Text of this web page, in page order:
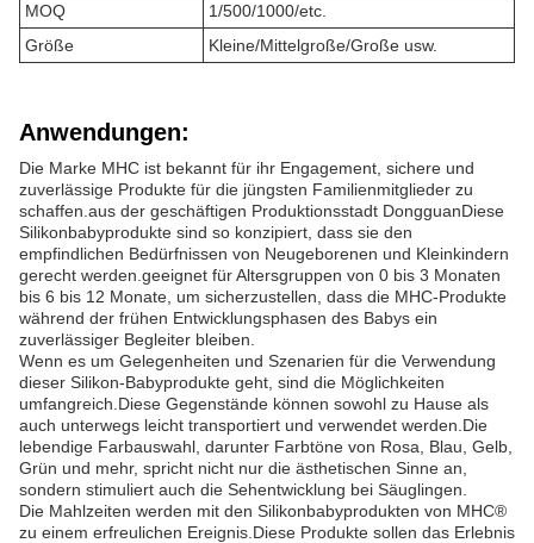
MOQ
1/500/1000/etc.
Größe
Kleine/Mittelgroße/Große usw.
Anwendungen:
Die Marke MHC ist bekannt für ihr Engagement, sichere und
zuverlässige Produkte für die jüngsten Familienmitglieder zu
schaffen.aus der geschäftigen Produktionsstadt DongguanDiese
Silikonbabyprodukte sind so konzipiert, dass sie den
empfindlichen Bedürfnissen von Neugeborenen und Kleinkindern
gerecht werden.geeignet für Altersgruppen von 0 bis 3 Monaten
bis 6 bis 12 Monate, um sicherzustellen, dass die MHC-Produkte
während der frühen Entwicklungsphasen des Babys ein
zuverlässiger Begleiter bleiben.
Wenn es um Gelegenheiten und Szenarien für die Verwendung
dieser Silikon-Babyprodukte geht, sind die Möglichkeiten
umfangreich.Diese Gegenstände können sowohl zu Hause als
auch unterwegs leicht transportiert und verwendet werden.Die
lebendige Farbauswahl, darunter Farbtöne von Rosa, Blau, Gelb,
Grün und mehr, spricht nicht nur die ästhetischen Sinne an,
sondern stimuliert auch die Sehentwicklung bei Säuglingen.
Die Mahlzeiten werden mit den Silikonbabyprodukten von MHC®
zu einem erfreulichen Ereignis.Diese Produkte sollen das Erlebnis